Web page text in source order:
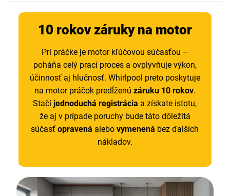
10 rokov záruky na motor
Pri práčke je motor kľúčovou súčasťou –
poháňa celý prací proces a ovplyvňuje výkon,
účinnosť aj hlučnosť. Whirlpool preto poskytuje
na motor práčok predĺženú záruku 10 rokov.
Stačíjednoduchá registrácia a získate istotu,
že aj v prípade poruchy bude táto dôležitá
súčasťopravená alebovymenená bez ďalších
nákladov.